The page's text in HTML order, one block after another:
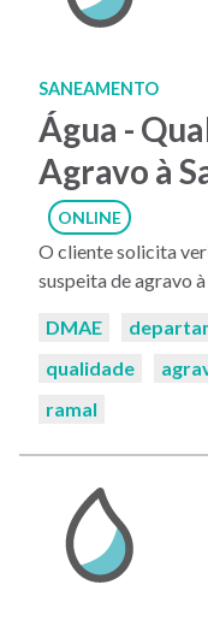
SANEAMENTO
Água -
Agravo à
ONLINE
O cliente solicita
suspeita de agravo
Palavras-
DMAE
qualidade
ramal